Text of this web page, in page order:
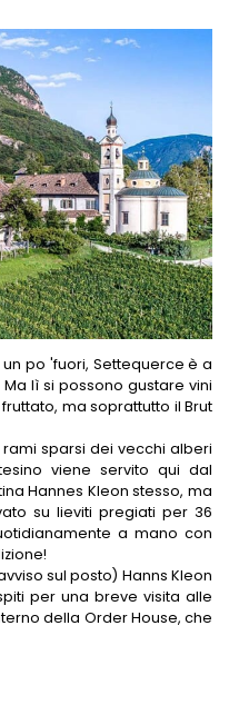
po 'fuori, Settequerce è a
lì si possono gustare vini
ma soprattutto il Brut
sparsi dei vecchi alberi
viene servito qui dal
Hannes Kleon stesso, ma
su lieviti pregiati per 36
a mano con
sul posto) Hanns Kleon
per una breve visita alle
della Order House, che